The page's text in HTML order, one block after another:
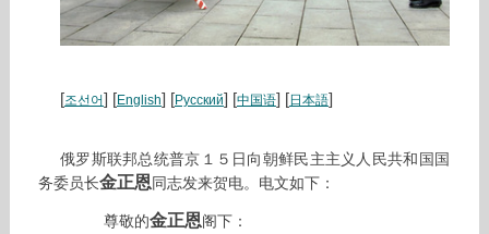
[조선어] [English] [Русский] [中国语] [日本語]
俄罗斯联邦总统普京１５日向朝鲜民主主义人民共和国国
务委员长金正恩同志发来贺电。电文如下：
尊敬的金正恩阁下：